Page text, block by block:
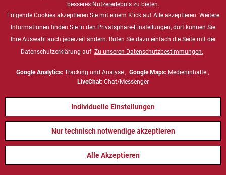
L156AD-M1
AI Mobility
Preis auf Anfrage
besseres Nutzererlebnis zu bieten.
Folgende Cookies akzeptieren Sie mit einem Klick auf Alle akzeptieren. Weitere
Informationen finden Sie in den Privatsphäre-Einstellungen, dort können Sie
Ihre Auswahl auch jederzeit ändern. Rufen Sie dazu einfach die Seite mit der
Datenschutzerklärung auf. Zu unseren Datenschutzbestimmungen.
Google Analytics:Tracking und Analyse , Google Maps:Medieninhalte ,
LiveChat: Chat/Messenger
Individuelle Einstellungen
Nur technisch notwendige akzeptieren
Alle Akzeptieren